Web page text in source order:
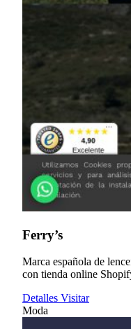
Ferry’s
Marca española de
con tienda online
Detalles Visitar
Moda